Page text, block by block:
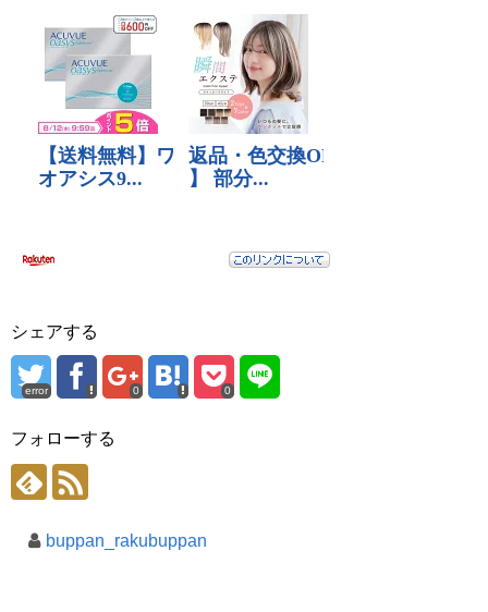
シェアする
error 0 0
フォローする
buppan_rakubuppan